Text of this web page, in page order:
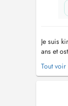
Je suis
ans et
mon
des
Tout voir